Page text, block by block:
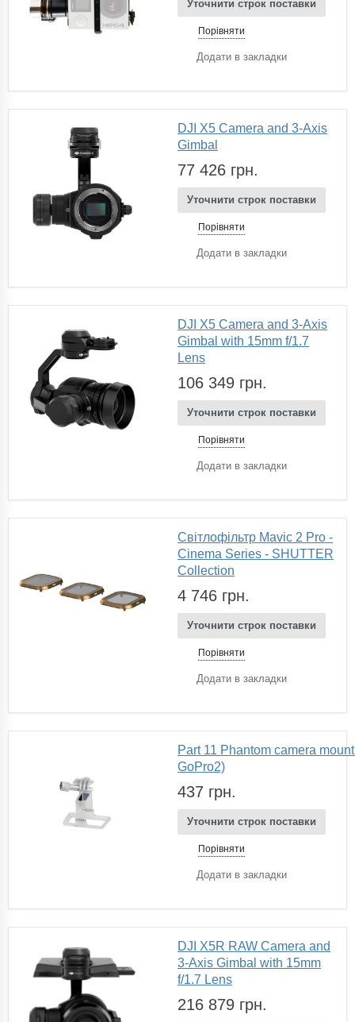
Уточнити строк поставки
Порівняти
Додати в закладки
DJI X5 Camera and 3-Axis
Gimbal
77 426 грн.
Уточнити строк поставки
Порівняти
Додати в закладки
DJI X5 Camera and 3-Axis
Gimbal with 15mm f/1.7
Lens
106 349 грн.
Уточнити строк поставки
Порівняти
Додати в закладки
Світлофільтр Mavic 2 Pro -
Cinema Series - SHUTTER
Collection
4 746 грн.
Уточнити строк поставки
Порівняти
Додати в закладки
Part 11 Phantom camera
GoPro2)
437 грн.
Уточнити строк поставки
Порівняти
Додати в закладки
DJI X5R RAW Camera and
3-Axis Gimbal with 15mm
f/1.7 Lens
216 879 грн.